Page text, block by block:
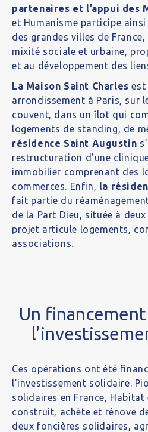
partenaires et l’appui des
et Humanisme participe
des grandes villes de
mixité sociale et urbaine,
et au développement des
La Maison Saint Charles est
arrondissement à Paris, sur
couvent, dans un îlot qui
logements de standing, de
résidence Saint Augustin
restructuration d’une
immobilier comprenant des
commerces. Enfin, la
fait partie du
de la Part Dieu, située à
projet articule logements,
associations.
Un
Ces opérations ont été
l’investissement solidaire.
solidaires en France, Habitat
construit, achète et rénove
deux foncières solidaires,